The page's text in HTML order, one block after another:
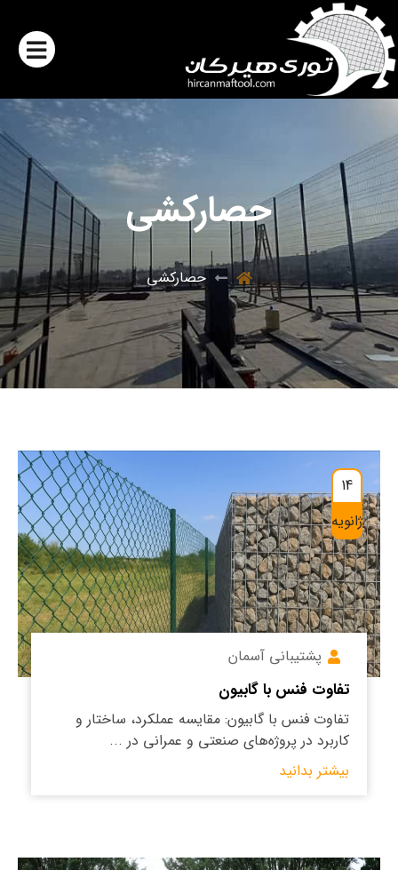
حصارکشی
حصارکشی
14
ژانویه
پشتیبانی آسمان
تفاوت فنس با گابیون
تفاوت فنس با گابیون: مقایسه عملکرد، ساختار و
کاربرد در پروژه‌های صنعتی و عمرانی در ...
بیشتر بدانید